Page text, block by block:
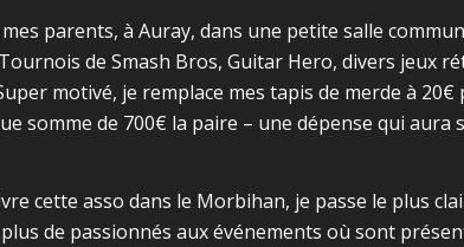
parents, à Auray, dans une petite salle
de Smash Bros, Guitar Hero, divers jeux
motivé, je remplace mes tapis de merde à 20€
somme de 700€ la paire – une dépense qui aura
cette asso dans le Morbihan, je passe le plus
de passionnés aux événements où sont